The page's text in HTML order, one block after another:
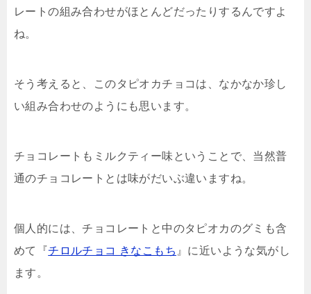
レートの組み合わせがほとんどだったりするんですよ
ね。
そう考えると、このタピオカチョコは、なかなか珍し
い組み合わせのようにも思います。
チョコレートもミルクティー味ということで、当然普
通のチョコレートとは味がだいぶ違いますね。
個人的には、チョコレートと中のタピオカのグミも含
めて『チロルチョコ きなこもち 』に近いような気がし
ます。